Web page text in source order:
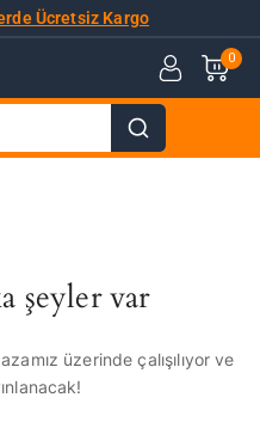
Ücretsiz Kargo
0
şeyler var
üzerinde çalışılıyor ve